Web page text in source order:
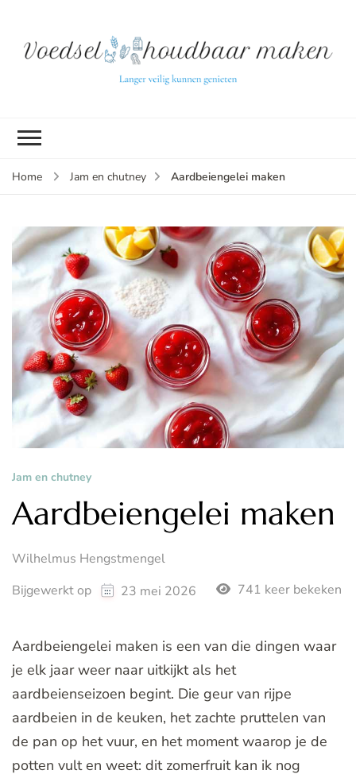
Home Jam en chutney Aardbeiengelei maken
Jam en chutney
Aardbeiengelei maken
Wilhelmus Hengstmengel
Bijgewerkt op
23 mei 2026 741 keer bekeken
Aardbeiengelei maken is een van die dingen waar
je elk jaar weer naar uitkijkt als het
aardbeienseizoen begint. Die geur van rijpe
aardbeien in de keuken, het zachte pruttelen van
de pan op het vuur, en het moment waarop je de
potten vult en weet: dit zomerfruit kan ik nog